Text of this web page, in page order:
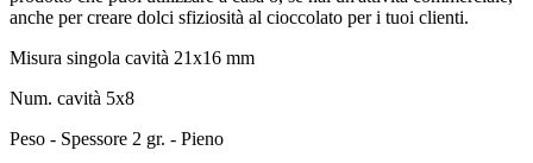
anche per creare dolci sfiziosità al cioccolato per i tuoi clienti.
Misura singola cavità 21x16 mm
Num. cavità 5x8
Peso - Spessore 2 gr. - Pieno